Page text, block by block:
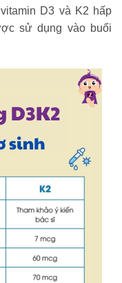
D3 và K2 hấp
sử dụng vào buổi